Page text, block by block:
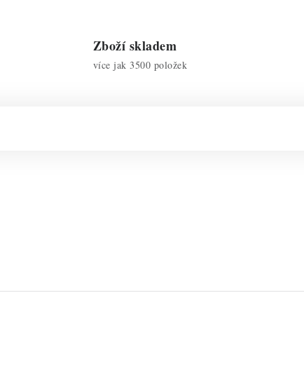
Zboží skladem
více jak 3500 položek